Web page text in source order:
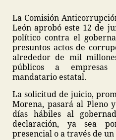
La Comisión
León aprobó este 12 de
político contra el
presuntos actos de
alrededor de mil
públicos a
mandatario estatal.
La solicitud de juicio,
Morena, pasará al Pleno
días hábiles al
declaración, ya sea
presencial o a través de un